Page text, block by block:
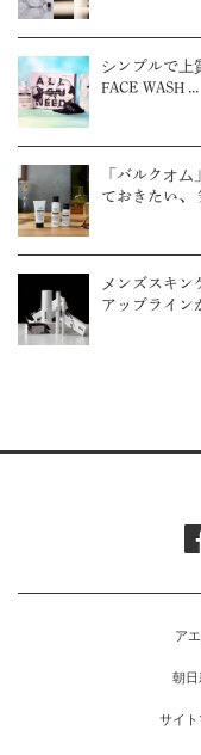
シンプルで上
FACE WASH ...
「バルクオ
ておきたい、
メンズスキ
アップライン
ア
朝日
サイト